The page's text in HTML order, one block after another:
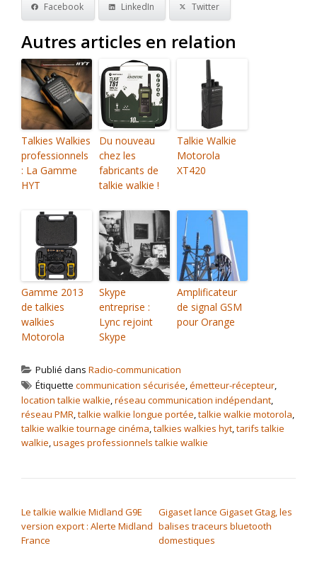
Facebook LinkedIn Twitter
Autres articles en relation
Talkies Walkies
professionnels
: La Gamme
HYT
Du nouveau
chez les
fabricants de
talkie walkie !
Talkie Walkie
Motorola
XT420
Gamme 2013
de talkies
walkies
Motorola
Skype
entreprise :
Lync rejoint
Skype
Amplificateur
de signal GSM
pour Orange
Publié dans Radio-communication
Étiquette communication sécurisée,émetteur-récepteur,
location talkie walkie,réseau communication indépendant,
réseau PMR,talkie walkie longue portée,talkie walkie motorola,
talkie walkie tournage cinéma,talkies walkies hyt,tarifs talkie
walkie,usages professionnels talkie walkie
Le talkie walkie Midland G9E
version export : Alerte Midland
France
Gigaset lance Gigaset Gtag, les
balises traceurs bluetooth
domestiques